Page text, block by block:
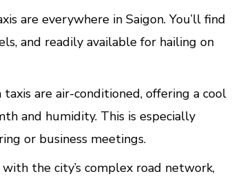
are everywhere in Saigon. You’ll find
and readily available for hailing on
are air-conditioned, offering a cool
and humidity. This is especially
or business meetings.
the city’s complex road network,